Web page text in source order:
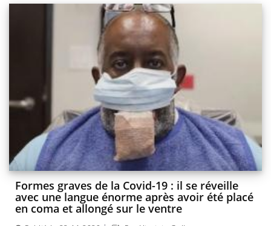
Formes graves de la Covid-19 : il se réveille
avec une langue énorme après avoir été placé
en coma et allongé sur le ventre